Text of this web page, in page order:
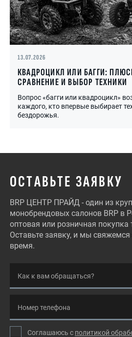
13.07.2026
КВАДРОЦИКЛ ИЛИ БАГГИ:
СРАВНЕНИЕ И ВЫБОР ТЕХНИКИ
Вопрос «багги или квадроцикл»
каждого, кто впервые выбирает
бездорожья.
ОСТАВЬТЕ ЗАЯВКУ
BRP ЦЕНТР ПРАЙД - один из
монобрендовых салонов BRP в
оптовая или розничная покупка
Оставьте заявку, и мы
время.
Как к вам обращаться?
Номер телефона
Соглашаюсь с политикой